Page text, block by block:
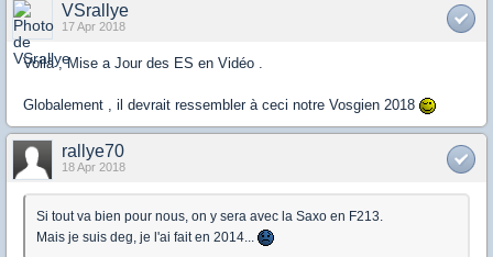
VSrallye
17 Apr 2018
Voilà , Mise a Jour des ES en Vidéo .
Globalement , il devrait ressembler à ceci notre Vosgien 2018
rallye70
18 Apr 2018
Si tout va bien pour nous, on y sera avec la Saxo en F213.
Mais je suis deg, je l'ai fait en 2014...